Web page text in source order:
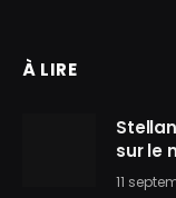
À LIRE
sur le
11